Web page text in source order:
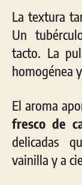
La textura
Un
tacto. La
homogénea
El aroma
fresco de
delicadas
vainilla y a